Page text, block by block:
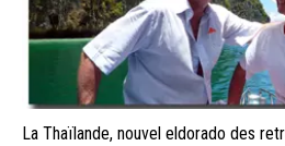
La Thaïlande, nouvel eldorado des